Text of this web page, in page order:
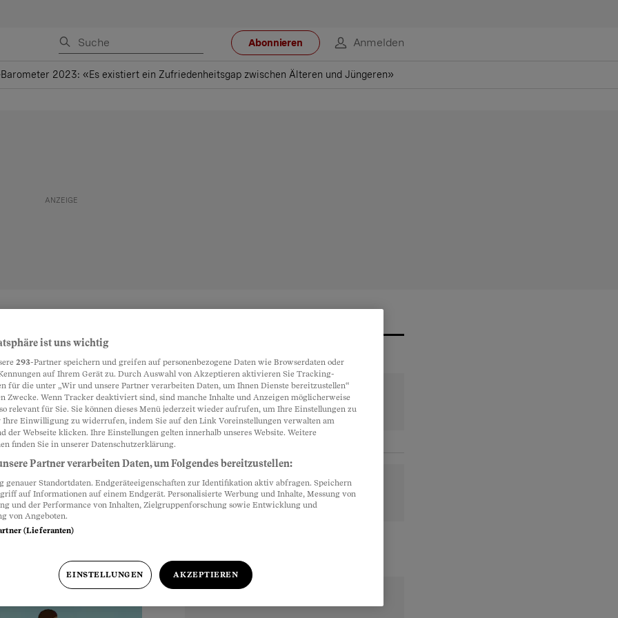
Abonnieren Anmelden
2023: «Es existiert ein Zufriedenheitsgap zwischen Älteren und Jüngeren»
warum Jüngere
aber aktiv
ist uns wichtig
293-Partner speichern und greifen auf personenbezogene Daten wie Browserdaten oder
auf Ihrem Gerät zu. Durch Auswahl von Akzeptieren aktivieren Sie Tracking-
für die unter „Wir und unsere Partner verarbeiten Daten, um Ihnen Dienste bereitzustellen“
Zwecke. Wenn Tracker deaktiviert sind, sind manche Inhalte und Anzeigen möglicherweise
relevant für Sie. Sie können dieses Menü jederzeit wieder aufrufen, um Ihre Einstellungen zu
Ihre Einwilligung zu widerrufen, indem Sie auf den Link Voreinstellungen verwalten am
der Webseite klicken. Ihre Einstellungen gelten innerhalb unseres Website. Weitere
finden Sie in unserer Datenschutzerklärung.
Partner verarbeiten Daten, um Folgendes bereitzustellen:
genauer Standortdaten. Endgeräteeigenschaften zur Identifikation aktiv abfragen. Speichern
auf Informationen auf einem Endgerät. Personalisierte Werbung und Inhalte, Messung von
und der Performance von Inhalten, Zielgruppenforschung sowie Entwicklung und
von Angeboten.
(Lieferanten)
EINSTELLUNGEN AKZEPTIEREN